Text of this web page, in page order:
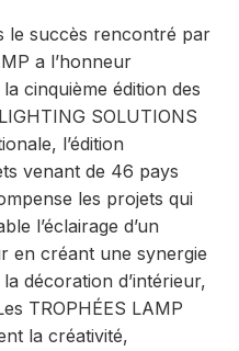
le succès rencontré par
a l’honneur
cinquième édition des
SOLUTIONS
l’édition
venant de 46 pays
les projets qui
l’éclairage d’un
en créant une synergie
décoration d’intérieur,
TROPHÉES LAMP
la créativité,